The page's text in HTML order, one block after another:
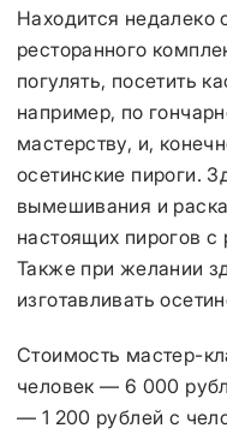
Находится недалеко
ресторанного
погулять, посетить
например, по
мастерству, и,
осетинские пироги.
вымешивания и
настоящих пирогов
Также при желании
изготавливать
Стоимость мастер-
человек — 6 000
— 1 200 рублей с